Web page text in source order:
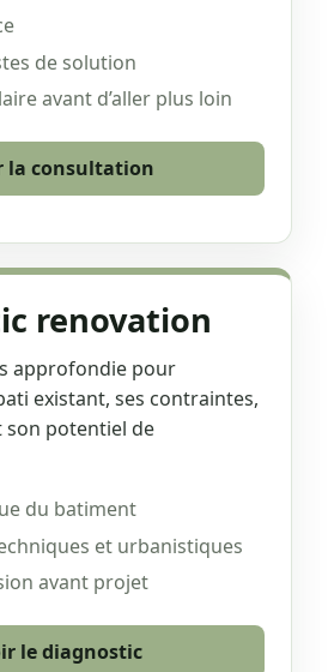
de solution
avant d’aller plus loin
la consultation
renovation
approfondie pour
existant, ses contraintes,
son potentiel de
du batiment
et urbanistiques
avant projet
le diagnostic